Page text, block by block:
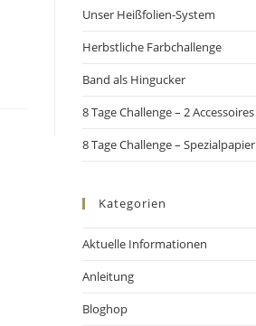
Unser Heißfolien-System
Herbstliche Farbchallenge
Band als Hingucker
8 Tage Challenge – 2 Accessoires
8 Tage Challenge – Spezialpapier
Kategorien
Aktuelle Informationen
Anleitung
Bloghop